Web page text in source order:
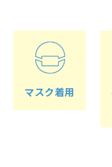
マスク着用